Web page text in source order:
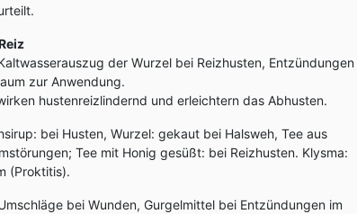
der Wurzel bei Reizhusten, Entzündungen
zur Anwendung.
hustenreizlindernd und erleichtern das Abhusten.
bei Husten, Wurzel: gekaut bei Halsweh, Tee aus
Tee mit Honig gesüßt: bei Reizhusten. Klysma:
(Proktitis).
bei Wunden, Gurgelmittel bei Entzündungen im